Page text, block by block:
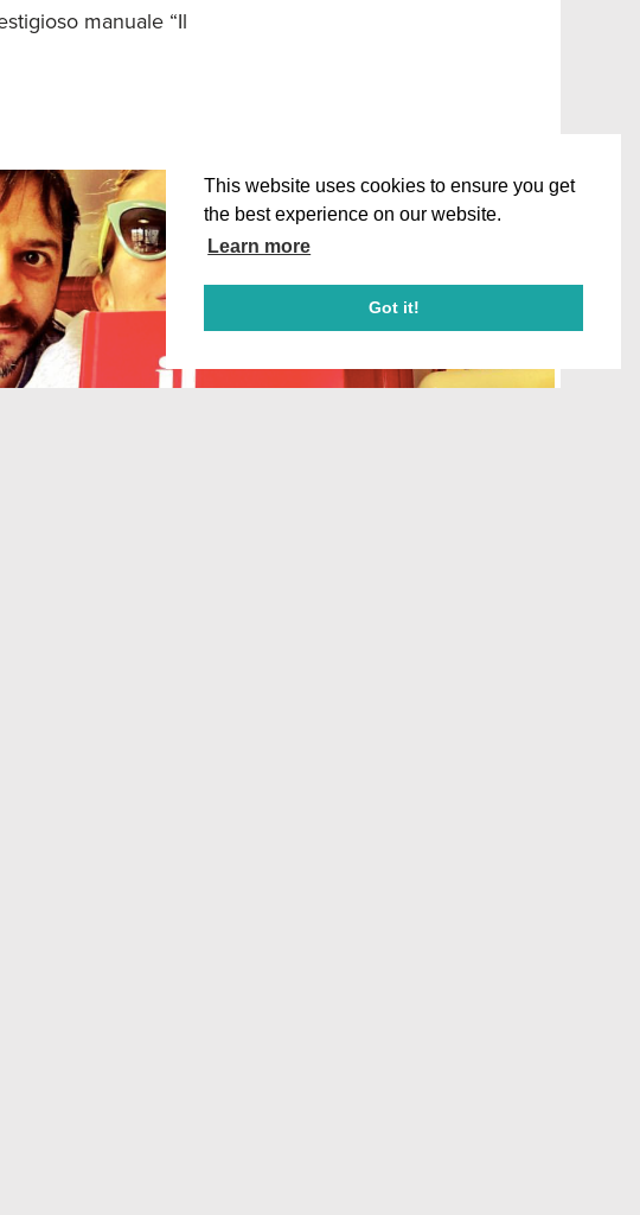
This website uses cookies to ensure you get
the best experience on our website.
Learn more
Got it!
manuale “Il